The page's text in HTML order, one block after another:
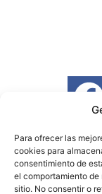
Para ofrecer las
cookies para
consentimiento de
el comportamiento
sitio. No consentir o